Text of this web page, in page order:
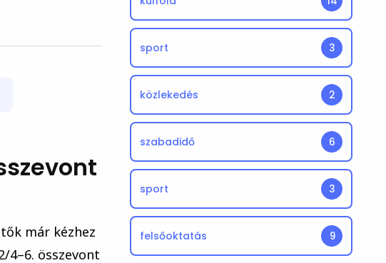
már kézhez
4–6. összevont
sport 3
közlekedés 2
szabadidő 6
sport 3
felsőoktatás 9